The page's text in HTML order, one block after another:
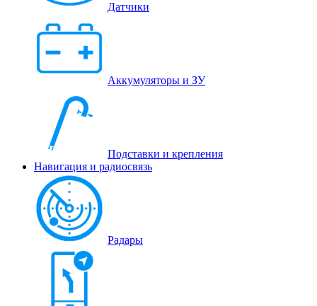
Датчики
Аккумуляторы и ЗУ
Подставки и крепления
Навигация и радиосвязь
Радары